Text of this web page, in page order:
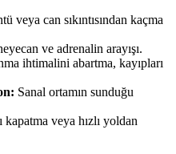
veya can sıkıntısından kaçma
ve adrenalin arayışı.
ihtimalini abartma, kayıpları
Sanal ortamın sunduğu
kapatma veya hızlı yoldan